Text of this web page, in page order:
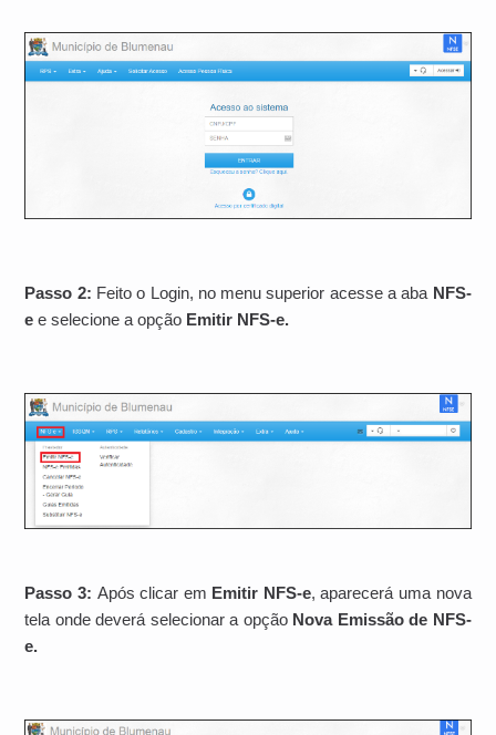
Passo 2: Feito o Login, no menu superior acesse a aba NFS-
ee selecione a opção Emitir NFS-e.
Passo 3: Após clicar em Emitir NFS-e, aparecerá uma nova
tela onde deverá selecionar a opção Nova Emissão de NFS-
e.